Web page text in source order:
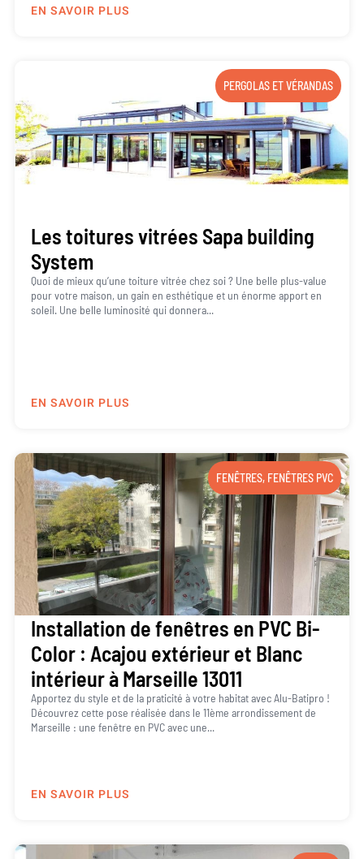
EN SAVOIR PLUS
PERGOLAS ET VÉRANDAS
Les toitures vitrées Sapa building
System
Quoi de mieux qu’une toiture vitrée chez soi ? Une belle plus-value
pour votre maison, un gain en esthétique et un énorme apport en
soleil. Une belle luminosité qui donnera...
EN SAVOIR PLUS
FENÊTRES, FENÊTRES PVC
Installation de fenêtres en PVC Bi-
Color : Acajou extérieur et Blanc
intérieur à Marseille 13011
Apportez du style et de la praticité à votre habitat avec Alu-Batipro !
Découvrez cette pose réalisée dans le 11ème arrondissement de
Marseille : une fenêtre en PVC avec une...
EN SAVOIR PLUS